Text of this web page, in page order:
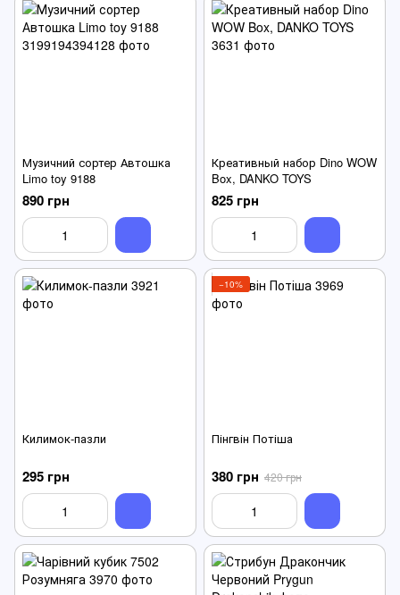
Музичний сортер Автошка
Limo toy 9188
890 грн
Креативный набор Dino WOW
Box, DANKO TOYS
825 грн
Килимок-пазли
295 грн
−10%
Пінгвін Потіша
380 грн 420 грн